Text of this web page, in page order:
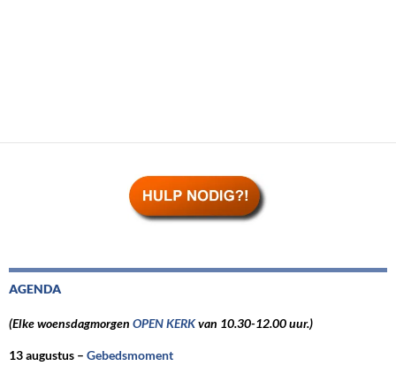
AGENDA
(Elke woensdagmorgen OPEN KERKvan 10.30-12.00 uur.)
13 augustus – Gebedsmoment